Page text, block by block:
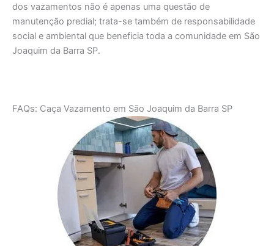
dos vazamentos não é apenas uma questão de
manutenção predial; trata-se também de responsabilidade
social e ambiental que beneficia toda a comunidade em São
Joaquim da Barra SP.
FAQs: Caça Vazamento em São Joaquim da Barra SP